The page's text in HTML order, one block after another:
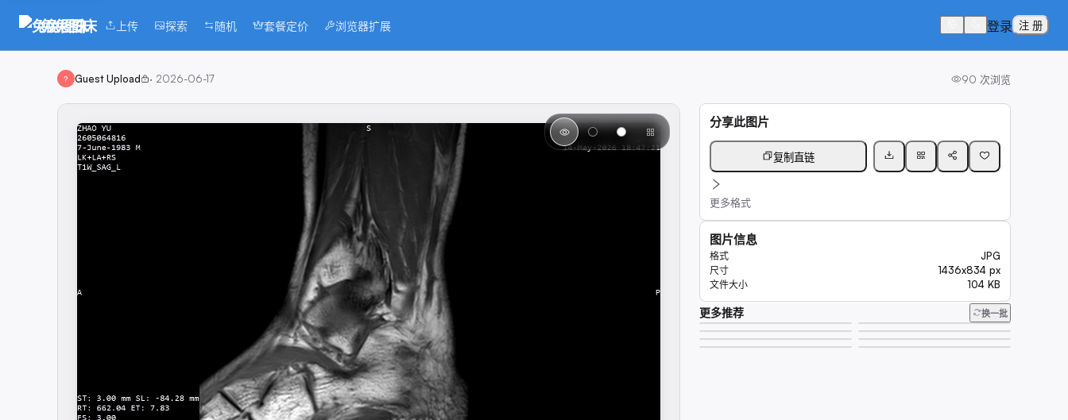
兔兔图床 上传 探索 随机 套餐定价 浏览器扩展 登录 注 册
? Guest Upload · 2026-06-17 90 次浏览
分享此图片
复制直链
更多格式
图片信息
格式 JPG
尺寸 1436x834 px
文件大小 104 KB
更多推荐 换一批